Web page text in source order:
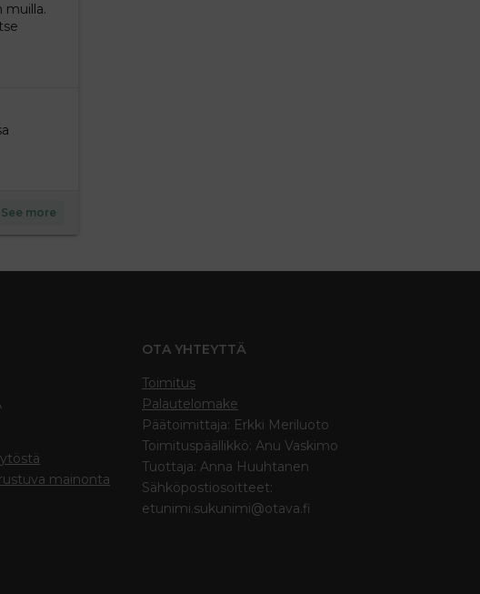
muilla.
See more
mainonta
OTA YHTEYTTÄ
Toimitus
Palautelomake
Päätoimittaja: Erkki Meriluoto
Toimituspäällikkö: Anu Vaskimo
Tuottaja: Anna Huuhtanen
Sähköpostiosoitteet:
etunimi.sukunimi@otava.fi